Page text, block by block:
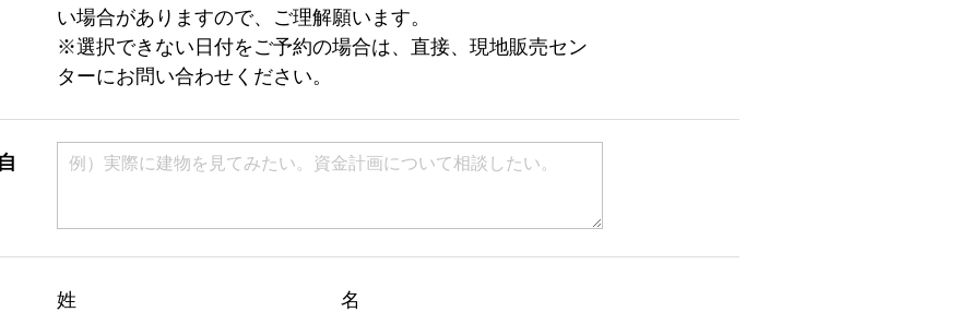
い場合がありますので、ご理解願います。
※選択できない日付をご予約の場合は、直接、現地販売セン
ターにお問い合わせください。
姓 名